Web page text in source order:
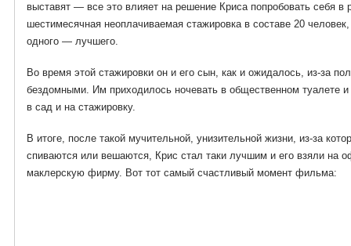
выставят — все это влияет на решение Криса попробовать себя
шестимесячная неоплачиваемая стажировка в составе 20
одного — лучшего.
Во время этой стажировки он и его сын, как и ожидалось, из-за
бездомными. Им приходилось ночевать в общественном туалете
в сад и на стажировку.
В итоге, после такой мучительной, унизительной жизни, из-за
спиваются или вешаются, Крис стал таки лучшим и его взяли на
маклерскую фирму. Вот тот самый счастливый момент фильма: